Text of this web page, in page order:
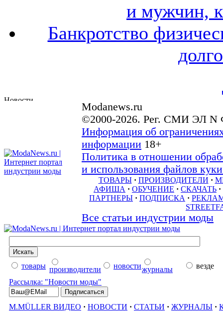
и мужчин,
Банкротство
Modanews.ru
©2000-2026. Рег. СМИ ЭЛ N
Информация об
информации 18+
Политика в отношении
и использования файлов
ТОВАРЫ · ПРОИЗВОДИТЕЛИ ·
АФИША · ОБУЧЕНИЕ · СКАЧАТЬ ·
ПАРТНЕРЫ · ПОДПИСКА ·
Все статьи индустрии моды
товары производители новостижурналы
везде
Рассылка: "Новости моды"
M.MÜLLER ВИДЕО · НОВОСТИ · СТАТЬИ · ЖУРНАЛЫ ·